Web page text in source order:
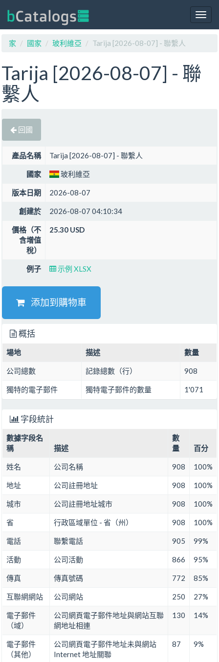
家
國家 玻利維亞 Tarija [2026-08-07] - 聯繫人
Tarija [2026-08-07] - 聯
繫人
回國
產品名稱 Tarija [2026-08-07] - 聯繫人
國家 玻利維亞
版本日期 2026-08-07
創建於 2026-08-07 04:10:34
價格（不
含增值
稅）
25.30 USD
例子 示例 XLSX
添加到購物車
概括
場地 描述 數量
公司總數 記錄總數（行） 908
獨特的電子郵件 獨特電子郵件的數量 1'071
字段統計
數據字段名
稱
描述
數
量
百分
姓名 公司名稱 908 100%
地址 公司註冊地址 908 100%
城市 公司註冊地址城市 908 100%
省 行政區域單位 - 省（州） 908 100%
電話 聯繫電話 905 99%
活動 公司活動 866 95%
傳真 傳真號碼 772 85%
互聯網網站 公司網站 250 27%
電子郵件
（域）
公司網頁電子郵件地址與網站互聯
網地址相連
130 14%
電子郵件
（其他）
公司網頁電子郵件地址未與網站
Internet 地址關聯
87 9%